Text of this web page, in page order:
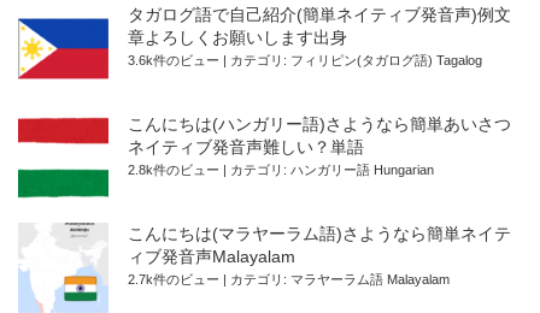
タガログ語で自己紹介(簡単ネイティブ発音声)例文
章よろしくお願いします出身
3.6k件のビュー カテゴリ: フィリピン(タガログ語) Tagalog
こんにちは(ハンガリー語)さようなら簡単あいさつ
ネイティブ発音声難しい？単語
2.8k件のビュー カテゴリ: ハンガリー語 Hungarian
こんにちは(マラヤーラム語)さようなら簡単ネイテ
ィブ発音声Malayalam
2.7k件のビュー カテゴリ: マラヤーラム語 Malayalam